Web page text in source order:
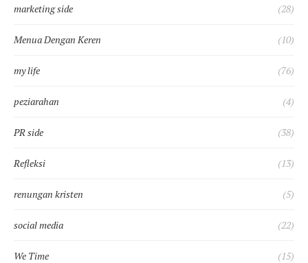
marketing side (28)
Menua Dengan Keren (10)
my life (76)
peziarahan (4)
PR side (38)
Refleksi (13)
renungan kristen (5)
social media (22)
We Time (15)